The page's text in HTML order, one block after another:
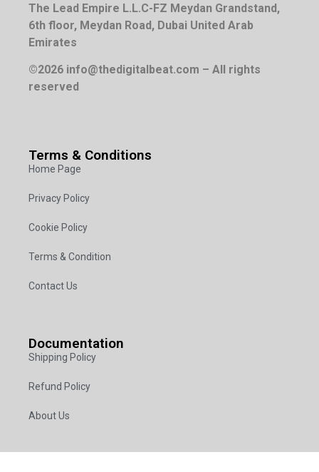
The Lead Empire L.L.C-FZ Meydan Grandstand,
6th floor, Meydan Road, Dubai United Arab
Emirates
©2026 info@thedigitalbeat.com – All rights
reserved
Terms & Conditions
Home Page
Privacy Policy
Cookie Policy
Terms & Condition
Contact Us
Documentation
Shipping Policy
Refund Policy
About Us